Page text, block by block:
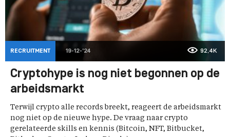
RECRUITMENT 19-12-'24 92,4K
Cryptohype is nog niet begonnen op de
arbeidsmarkt
Terwijl crypto alle records breekt, reageert de arbeidsmarkt
nog niet op de nieuwe hype. De vraag naar crypto
gerelateerde skills en kennis (Bitcoin, NFT, Bitbucket,